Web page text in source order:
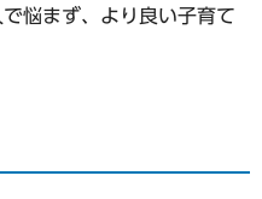
悩まず、より良い子育て